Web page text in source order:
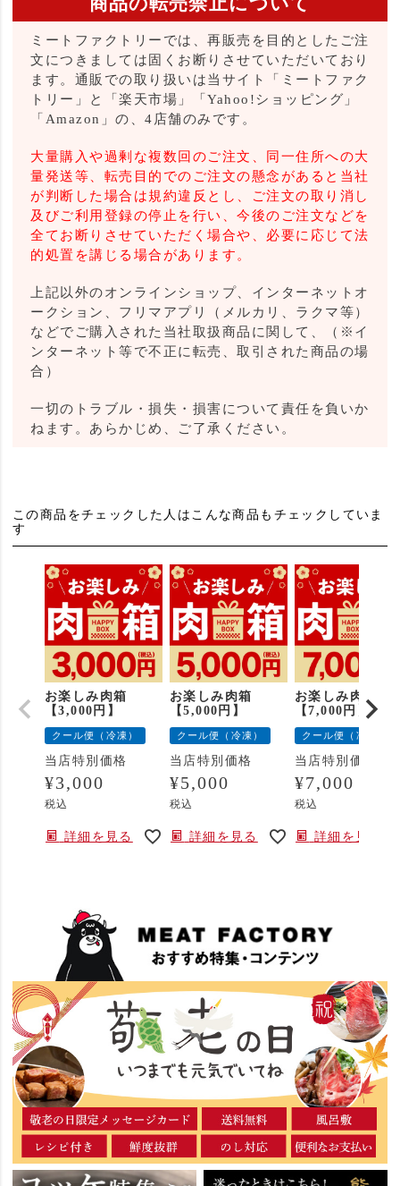
ミートファクトリーでは、再販売を目的としたご注
文につきましては固くお断りさせていただいており
ます。通販での取り扱いは当サイト「ミートファク
トリー」と「楽天市場」「Yahoo!ショッピング」
「Amazon」の、4店舗のみです。
大量購入や過剰な複数回のご注文、同一住所への大
量発送等、転売目的でのご注文の懸念があると当社
が判断した場合は規約違反とし、ご注文の取り消し
及びご利用登録の停止を行い、今後のご注文などを
全てお断りさせていただく場合や、必要に応じて法
的処置を講じる場合があります。
上記以外のオンラインショップ、インターネットオ
ークション、フリマアプリ（メルカリ、ラクマ等）
などでご購入された当社取扱商品に関して、（※イ
ンターネット等で不正に転売、取引された商品の場
合）
一切のトラブル・損失・損害について責任を負いか
ねます。あらかじめ、ご了承ください。
この商品をチェックした人はこんな商品もチェックしていま
す
お楽しみ肉箱
【3,000円】
クール便（冷凍）
当店特別価格
¥3,000
税込
詳細を見る
お楽しみ肉箱
【5,000円】
クール便（冷凍）
当店特別価格
¥5,000
税込
詳細を見る
お楽しみ肉箱
【7,000円】
クール便（冷凍）
当店特別価格
¥7,000
税込
詳細を見る